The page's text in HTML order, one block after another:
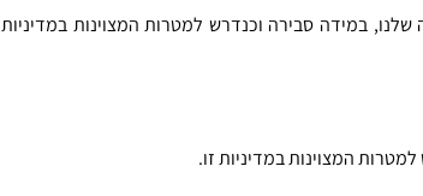
שלנו, במידה סבירה וכנדרש למטרות המצוינות במדיניות
המצוינות במדיניות זו.